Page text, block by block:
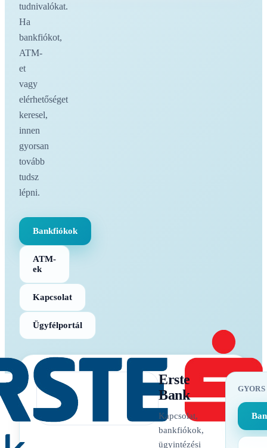
tudnivalókat.
Ha
bankfiókot,
ATM-
et
vagy
elérhetőséget
keresel,
innen
gyorsan
tovább
tudsz
lépni.
Bankfiókok
ATM-
ek
Kapcsolat
Ügyfélportál
Erste
Bank
Kapcsolat,
bankfiókok,
ügyintézési